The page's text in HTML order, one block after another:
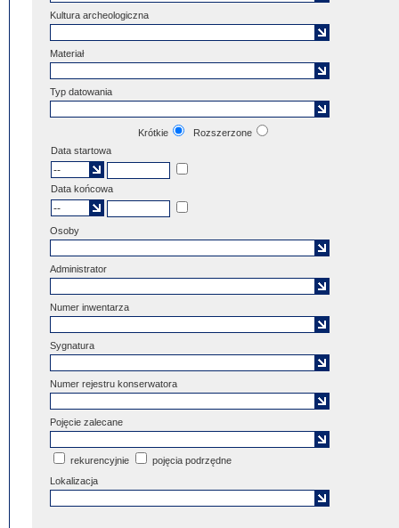
Kultura archeologiczna
Materiał
Typ datowania
Krótkie
Rozszerzone
Data startowa
Data końcowa
Osoby
Administrator
Numer inwentarza
Sygnatura
Numer rejestru konserwatora
Pojęcie zalecane
rekurencyjnie
pojęcia podrzędne
Lokalizacja